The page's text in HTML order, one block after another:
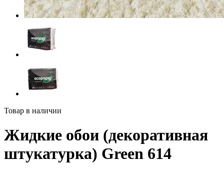
Товар в наличии
Жидкие обои (декоративная
штукатурка) Green 614